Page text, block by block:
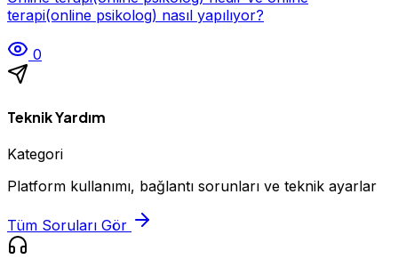
terapi(online psikolog) nasıl yapılıyor?
0
Teknik Yardım
Kategori
Platform kullanımı, bağlantı sorunları ve teknik ayarlar
Tüm Soruları Gör